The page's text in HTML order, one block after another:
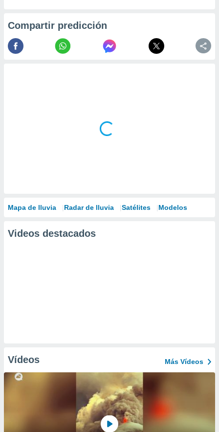
Compartir predicción
Mapa de lluvia Radar de lluvia Satélites Modelos
Videos destacados
Vídeos Más Vídeos